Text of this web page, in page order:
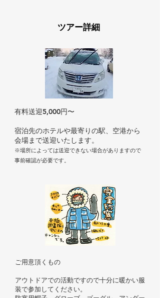
ツアー詳細
有料送迎5,000円〜
​宿泊先のホテルや最寄りの駅、空港から
会場まで送迎いたします。
※場所によっては送迎できない場合がありますので
事前確認が必要です。
ご用意頂くもの
アウトドアでの活動ですので十分に暖かい服
装で参加してください。